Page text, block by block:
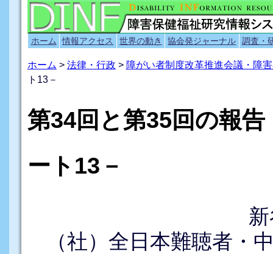
ホーム 情報アクセス 世界の動き 協会発ジャーナル 調査・
ホーム > 法律・行政 > 障がい者制度改革推進会議・障
ト13－
第34回と第35回の報
ート13－
（社）全日本難聴者・